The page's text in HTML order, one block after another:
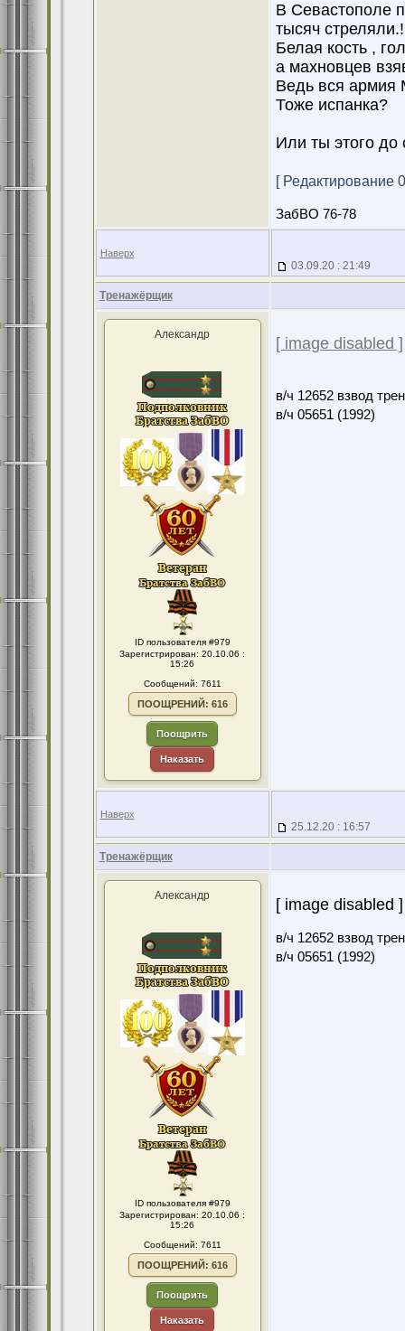
В Севастополе
тысяч стреляли.!
Белая кость ,
а махновцев
Ведь вся армия
Тоже испанка?
Или ты этого до
[ Редактирование
ЗабВО 76-78
Наверх
03.09.20 : 21:49
Тренажёрщик
Александр
ID пользователя #979
Зарегистрирован: 20.10.06 :
15:26
Сообщений: 7611
ПООЩРЕНИЙ: 616
Поощрить
Наказать
[ image disabled ]
в/ч 12652 взвод
в/ч 05651 (1992)
Наверх
25.12.20 : 16:57
Тренажёрщик
Александр
ID пользователя #979
Зарегистрирован: 20.10.06 :
15:26
Сообщений: 7611
ПООЩРЕНИЙ: 616
Поощрить
Наказать
[ image disabled ]
в/ч 12652 взвод
в/ч 05651 (1992)